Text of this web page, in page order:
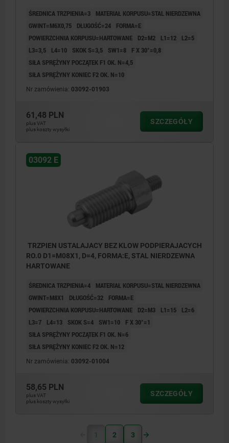
ŚREDNICA TRZPIENIA=3
MATERIAŁ KORPUSU=STAL NIERDZEWNA
GWINT=M6X0,75
DŁUGOŚĆ=24
FORMA=E
POWIERZCHNIA KORPUSU=HARTOWANE
D2=M2 L1=12
L2=5
L3=3,5
L4=10 SKOK S=3,5 SW1=8
F X 30°=0,8
SIŁA SPRĘŻYNY POCZĄTEK F1 OK. N=4,5
SIŁA SPRĘŻYNY KONIEC F2 OK. N=10
Nr zamówienia: 03092-01903
61,48 PLN
plus VAT
plus koszty wysyłki
SZCZEGÓŁY
03092 E
TRZPIEN USTALAJACY BEZ KLOW PODPIERAJACYCH
RO.0 D1=M08X1, D=4, FORMA:E, STAL NIERDZEWNA
HARTOWANE
ŚREDNICA TRZPIENIA=4
MATERIAŁ KORPUSU=STAL NIERDZEWNA
GWINT=M8X1
DŁUGOŚĆ=32
FORMA=E
POWIERZCHNIA KORPUSU=HARTOWANE
D2=M3 L1=15
L2=6
L3=7
L4=13 SKOK S=4 SW1=10
F X 30°=1
SIŁA SPRĘŻYNY POCZĄTEK F1 OK. N=6
SIŁA SPRĘŻYNY KONIEC F2 OK. N=12
Nr zamówienia: 03092-01004
58,65 PLN
plus VAT
plus koszty wysyłki
SZCZEGÓŁY
1 2 3